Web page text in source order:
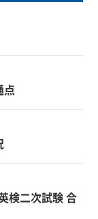
点
検二次試験 合